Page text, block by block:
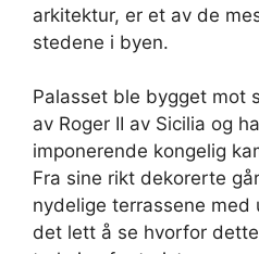
arkitektur, er et av de
stedene i byen.
Palasset ble bygget mot
av Roger II av Sicilia og
imponerende kongelig
Fra sine rikt dekorerte
nydelige terrassene med
det lett å se hvorfor